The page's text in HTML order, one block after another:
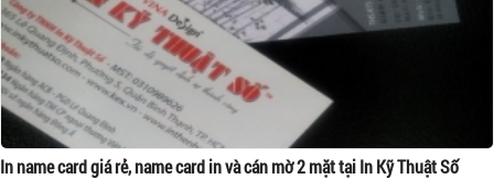
In name card giá rẻ, name card in và cán mờ 2 mặt tại In Kỹ Thuật Số